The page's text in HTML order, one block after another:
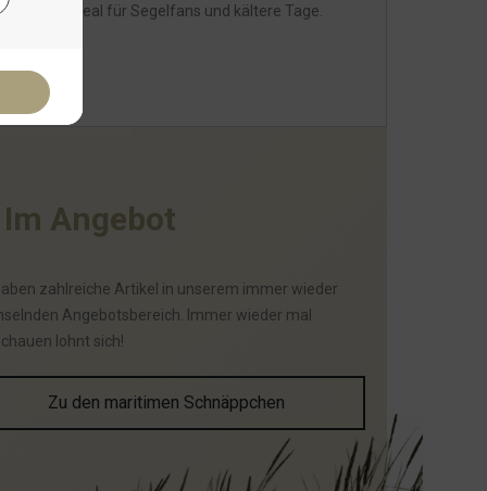
ideal für Segelfans und kältere Tage.
Im Angebot
zahlreiche Artikel in unserem immer wieder
Angebotsbereich. Immer wieder mal
lohnt sich!
Zu den maritimen Schnäppchen